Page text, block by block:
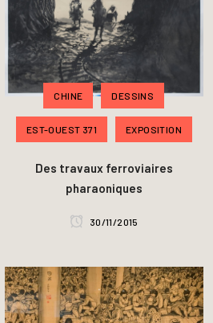
CHINE DESSINS
EST-OUEST 371 EXPOSITION
Des travaux ferroviaires
pharaoniques
30/11/2015